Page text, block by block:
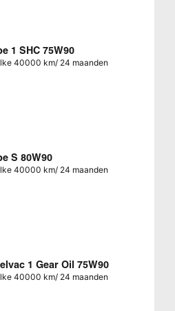
1 SHC 75W90
40000 km/ 24 maanden
S 80W90
40000 km/ 24 maanden
1 Gear Oil 75W90
40000 km/ 24 maanden